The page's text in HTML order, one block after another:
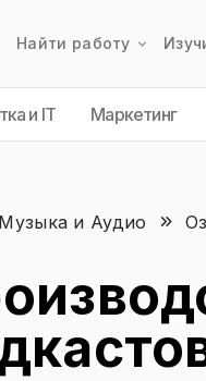
Найти работу
и IT Маркетинг
Музыка и Аудио